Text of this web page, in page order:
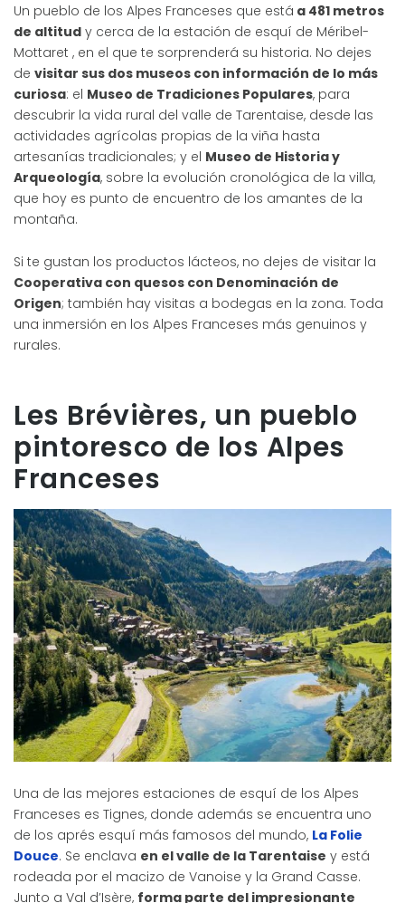
Un pueblo de los Alpes Franceses que está a 481 metros
de altitud y cerca de la estación de esquí de Méribel-
Mottaret , en el que te sorprenderá su historia. No dejes
de visitar sus dos museos con información de lo más
curiosa: el Museo de Tradiciones Populares, para
descubrir la vida rural del valle de Tarentaise, desde las
actividades agrícolas propias de la viña hasta
artesanías tradicionales; y el Museo de Historia y
Arqueología, sobre la evolución cronológica de la villa,
que hoy es punto de encuentro de los amantes de la
montaña.
Si te gustan los productos lácteos, no dejes de visitar la
Cooperativa con quesos con Denominación de
Origen; también hay visitas a bodegas en la zona. Toda
una inmersión en los Alpes Franceses más genuinos y
rurales.
Les Brévières, un pueblo
pintoresco de los Alpes
Franceses
Una de las mejores estaciones de esquí de los Alpes
Franceses es Tignes, donde además se encuentra uno
de los aprés esquí más famosos del mundo, La Folie
Douce. Se enclava en el valle de la Tarentaise y está
rodeada por el macizo de Vanoise y la Grand Casse.
Junto a Val d’Isère, forma parte del impresionante